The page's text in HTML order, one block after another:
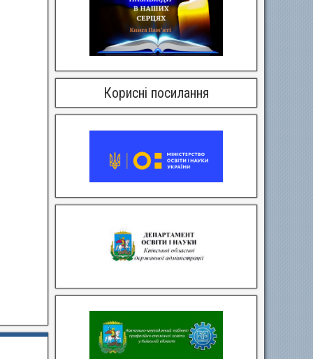
Корисні посилання